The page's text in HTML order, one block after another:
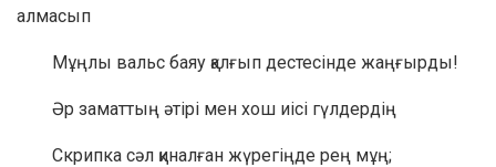
алмасып
Мұңлы вальс баяу қалғып дестесінде жаңғырды!
Әр заматтың әтірі мен хош иісі гүлдердің
Скрипка сәл қиналған жүрегіңде рең мұң;